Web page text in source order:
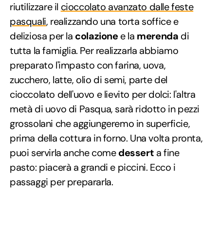
riutilizzare il cioccolato avanzato dalle feste
pasquali, realizzando una torta soffice e
deliziosa per la colazionee la merenda di
tutta la famiglia. Per realizzarla abbiamo
preparato l'impasto con farina, uova,
zucchero, latte, olio di semi, parte del
cioccolato dell'uovo e lievito per dolci: l'altra
metà di uovo di Pasqua, sarà ridotto in pezzi
grossolani che aggiungeremo in superficie,
prima della cottura in forno. Una volta pronta,
puoi servirla anche comedessert a fine
pasto: piacerà a grandi e piccini. Ecco i
passaggi per prepararla.